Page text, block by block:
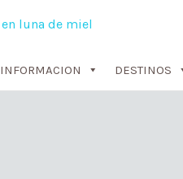
INFORMACION DESTINOS